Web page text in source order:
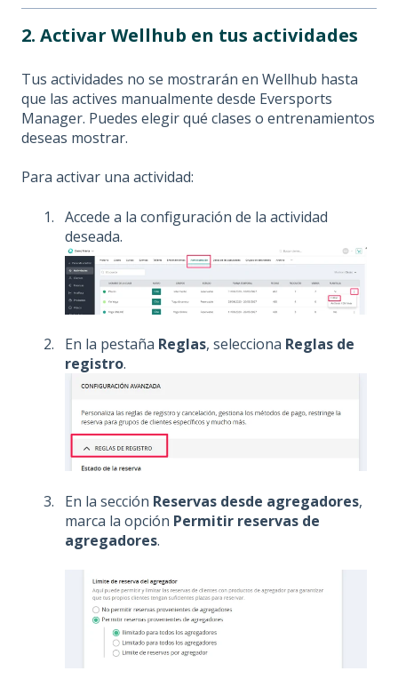
2. Activar Wellhub en tus actividades
Tus actividades no se mostrarán en Wellhub hasta
que las actives manualmente desde Eversports
Manager. Puedes elegir qué clases o entrenamientos
deseas mostrar.
Para activar una actividad:
Accede a la configuración de la actividad
deseada.
En la pestaña Reglas, selecciona Reglas de
registro.
En la sección Reservas desde agregadores,
marca la opción Permitir reservas de
agregadores.